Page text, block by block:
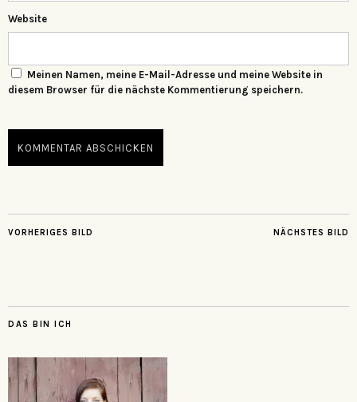
Website
Meinen Namen, meine E-Mail-Adresse und meine Website in
diesem Browser für die nächste Kommentierung speichern.
NÄCHSTES BILD
VORHERIGES BILD
DAS BIN ICH